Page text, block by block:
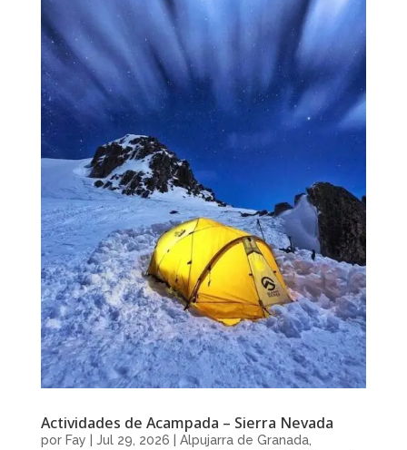
Actividades de Acampada – Sierra Nevada
por Fay Jul 29, 2026 Alpujarra de Granada,